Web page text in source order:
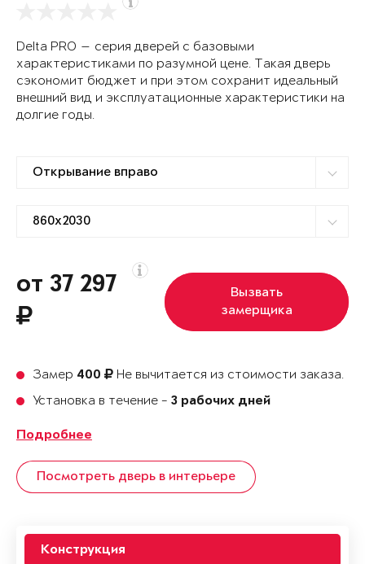
Delta PRO — серия дверей с базовыми
характеристиками по разумной цене. Такая дверь
сэкономит бюджет и при этом сохранит идеальный
внешний вид и эксплуатационные характеристики на
долгие годы.
от 37 297
Вызвать
замерщика
Замер 400
Не вычитается из стоимости заказа.
Установка в течение - 3 рабочих дней
Подробнее
Посмотреть дверь в интерьере
Конструкция